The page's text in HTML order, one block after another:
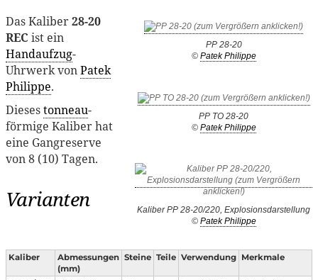
PP 28-20
© Patek Philippe
PP TO 28-20
© Patek Philippe
Kaliber PP 28-20/220, Explosionsdarstellung
© Patek Philippe
Das Kaliber28-20
REC ist ein
Handaufzug-
Uhrwerk vonPatek
Philippe.
Diesestonneau-
förmige Kaliber hat
eine Gangreserve
von 8 (10) Tagen.
Varianten
Kaliber
Abmessungen
(mm)
Steine Teile Verwendung Merkmale